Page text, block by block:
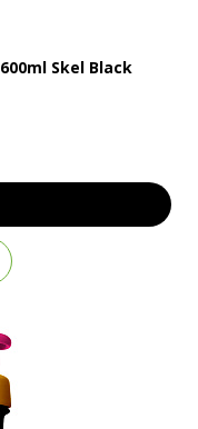
Skel Black